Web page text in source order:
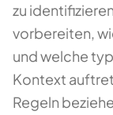
zu
vorbereiten,
und welche
Kontext
Regeln